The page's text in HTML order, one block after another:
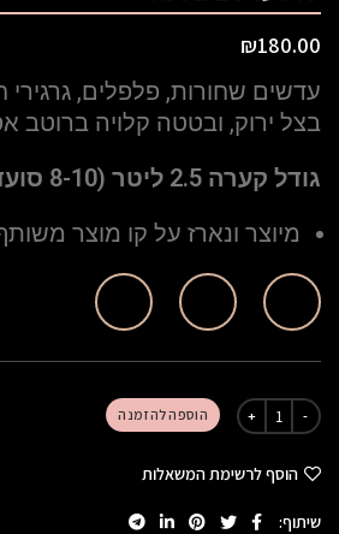
₪180.00
עדשים שחורות, פלפלים, גרגירי
בצל ירוק, ובטטה קלויה ברוטב
גודל קערה 2.5 ליטר (8-10 סועדים)
מיוצר ונארז על קו מוצר
הוספה להזמנה
הוסף לרשימת המשאלות
שיתוף